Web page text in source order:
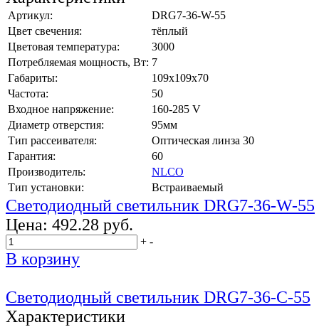
Артикул:
DRG7-36-W-55
Цвет свечения:
тёплый
Цветовая температура:
3000
Потребляемая мощность, Вт: 7
Габариты:
109x109x70
Частота:
50
Входное напряжение:
160-285 V
Диаметр отверстия:
95мм
Тип рассеивателя:
Оптическая линза 30
Гарантия:
60
Производитель:
NLCO
Тип установки:
Встраиваемый
Светодиодный светильник DRG7-36-W-55
Цена: 492.28 руб.
+ -
В корзину
Светодиодный светильник DRG7-36-C-55
Характеристики